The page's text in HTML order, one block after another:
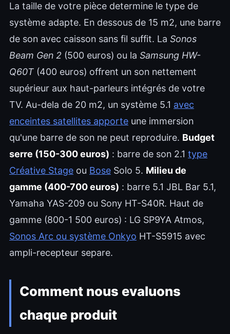
La taille de votre pièce determine le type de
système adapte. En dessous de 15 m2, une barre
de son avec caisson sans fil suffit. La Sonos
Beam Gen 2 (500 euros) ou la Samsung HW-
Q60T (400 euros) offrent un son nettement
supérieur aux haut-parleurs intégrés de votre
TV. Au-dela de 20 m2, un système 5.1 avec
enceintes satellites apporte une immersion
qu'une barre de son ne peut reproduire. Budget
serre (150-300 euros) : barre de son 2.1 type
Créative Stage ou Bose Solo 5. Milieu de
gamme (400-700 euros) : barre 5.1 JBL Bar 5.1,
Yamaha YAS-209 ou Sony HT-S40R. Haut de
gamme (800-1 500 euros) : LG SP9YA Atmos,
Sonos Arc ou système Onkyo HT-S5915 avec
ampli-recepteur separe.
Comment nous evaluons
chaque produit